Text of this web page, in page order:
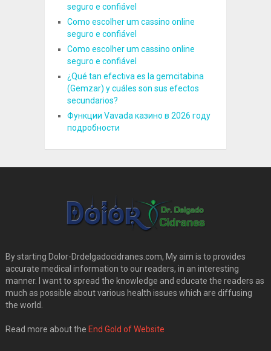
seguro e confiável
Como escolher um cassino online
seguro e confiável
Como escolher um cassino online
seguro e confiável
¿Qué tan efectiva es la gemcitabina
(Gemzar) y cuáles son sus efectos
secundarios?
Функции Vavada казино в 2026 году
подробности
By starting Dolor-Drdelgadocidranes.com, My aim is to provides
accurate medical information to our readers, in an interesting
manner. I want to spread the knowledge and educate the readers as
much as possible about various health issues which are diffusing
the world.
Read more about the End Gold of Website